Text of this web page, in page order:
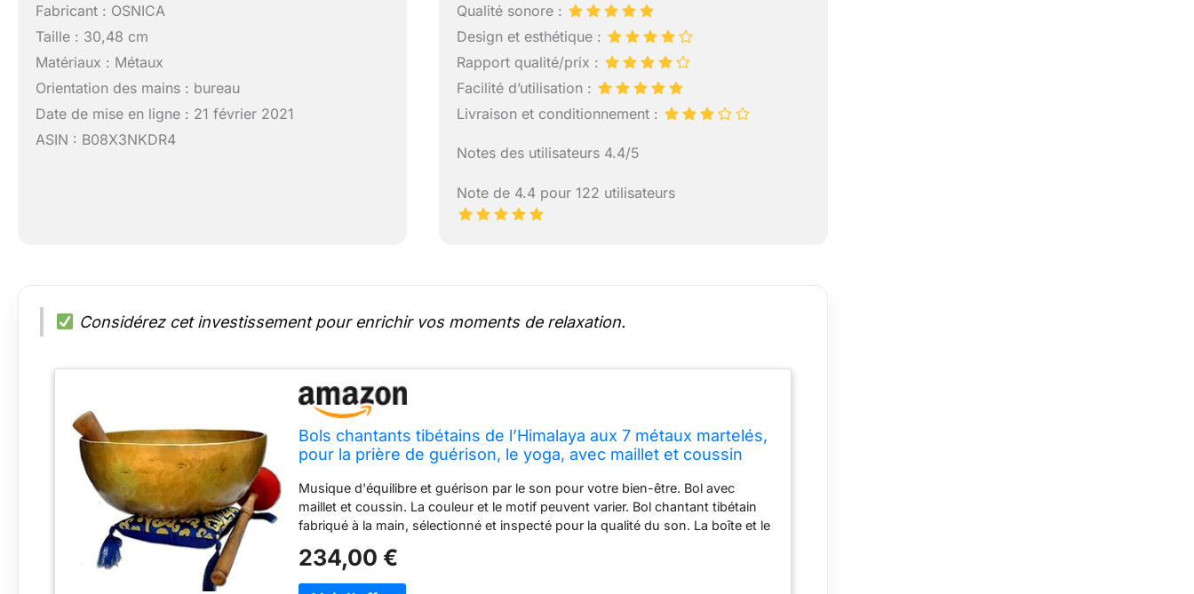
Fabricant : OSNICA
Taille : 30,48 cm
Matériaux : Métaux
Orientation des mains : bureau
Date de mise en ligne : 21 février 2021
ASIN : B08X3NKDR4
Qualité sonore :
Design et esthétique :
Rapport qualité/prix :
Facilité d’utilisation :
Livraison et conditionnement :
Notes des utilisateurs 4.4/5
Note de 4.4 pour 122 utilisateurs
Considérez cet investissement pour enrichir vos moments de relaxation.
Bols chantants tibétains de l’Himalaya aux 7 métaux martelés,
pour la prière de guérison, le yoga, avec maillet et coussin
Musique d'équilibre et guérison par le son pour votre bien-être. Bol avec
maillet et coussin. La couleur et le motif peuvent varier. Bol chantant tibétain
fabriqué à la main, sélectionné et inspecté pour la qualité du son. La boîte et le
est fabriqué à la main dans les contreforts de l'Himalaya par des artisans
népalais pour créer une ambiance apaisante et de méditation. Les processus
234,00 €